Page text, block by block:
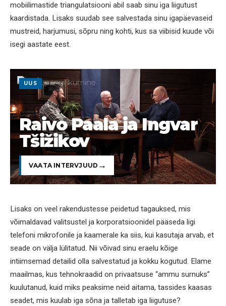
mobiilimastide triangulatsiooni abil saab sinu iga liigutust
kaardistada. Lisaks suudab see salvestada sinu igapäevaseid
mustreid, harjumusi, sõpru ning kohti, kus sa viibisid kuude või
isegi aastate eest.
UUS
Raivo Paala ja Ingvar
Tšižikov
VAATA INTERVJUUD
Lisaks on veel rakendustesse peidetud tagauksed, mis
võimaldavad valitsustel ja korporatsioonidel pääseda ligi
telefoni mikrofonile ja kaamerale ka siis, kui kasutaja arvab, et
seade on välja lülitatud. Nii võivad sinu eraelu kõige
intiimsemad detailid olla salvestatud ja kokku kogutud. Elame
maailmas, kus tehnokraadid on privaatsuse “ammu surnuks”
kuulutanud, kuid miks peaksime neid aitama, tassides kaasas
seadet, mis kuulab iga sõna ja talletab iga liigutuse?